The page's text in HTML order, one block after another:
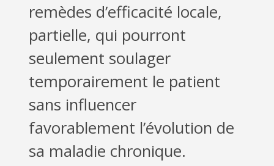
remèdes d’efficacité locale,
partielle, qui pourront
seulement soulager
temporairement le patient
sans influencer
favorablement l’évolution de
sa maladie chronique.